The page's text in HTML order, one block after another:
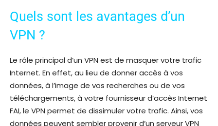
Quels sont les avantages d’un
VPN ?
Le rôle principal d’un VPN est de masquer votre trafic
Internet. En effet, au lieu de donner accès à vos
données, à l’image de vos recherches ou de vos
téléchargements, à votre fournisseur d’accès Internet
FAI, le VPN permet de dissimuler votre trafic. Ainsi, vos
données peuvent sembler provenir d’un serveur VPN